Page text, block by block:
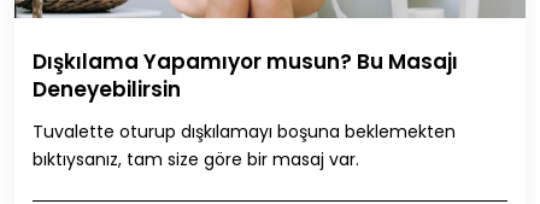
Dışkılama Yapamıyor musun? Bu Masajı
Deneyebilirsin
Tuvalette oturup dışkılamayı boşuna beklemekten
bıktıysanız, tam size göre bir masaj var.